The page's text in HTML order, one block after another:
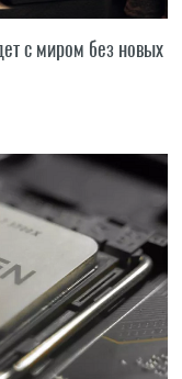
с миром без новых